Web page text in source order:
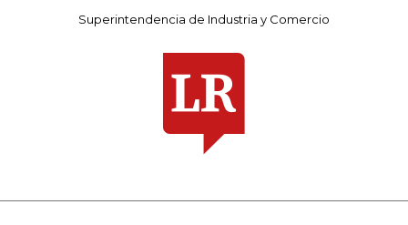
Superintendencia de Industria y Comercio